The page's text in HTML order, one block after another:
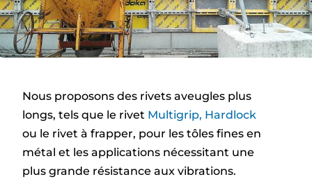
Nous proposons des rivets aveugles plus
longs, tels que le rivet Multigrip, Hardlock
ou le rivet à frapper, pour les tôles fines en
métal et les applications nécessitant une
plus grande résistance aux vibrations.